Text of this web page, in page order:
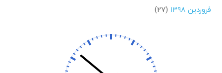
فروردین ۱۳۹۸
(۲۷)